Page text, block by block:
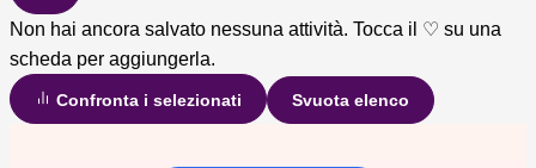
Non hai ancora salvato nessuna attività. Tocca il ♡ su una
scheda per aggiungerla.
Confronta i selezionati Svuota elenco